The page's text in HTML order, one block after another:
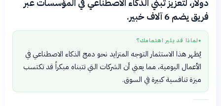
دولار، لتعزيز تبني الذكاء الاصطناعي في المؤسسات عبر
فريق يضم 6 آلاف خبير.
● لماذا قد يثير اهتمامك؟
يُظهر هذا الاستثمار التوجه المتزايد نحو دمج الذكاء الاصطناعي في
الأعمال اليومية، مما يعني أن الشركات التي تتبناه مبكراً قد تكتسب
ميزة تنافسية كبيرة في السوق.